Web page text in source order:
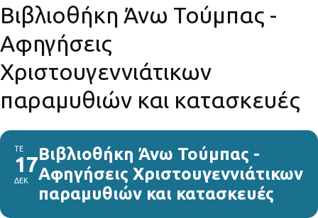
Βιβλιοθήκη Άνω Τούμπας -
Αφηγήσεις
Χριστουγεννιάτικων
παραμυθιών και κατασκευές
ΤΕ
17
ΔΕΚ
Βιβλιοθήκη Άνω Τούμπας -
Αφηγήσεις Χριστουγεννιάτικων
παραμυθιών και κατασκευές